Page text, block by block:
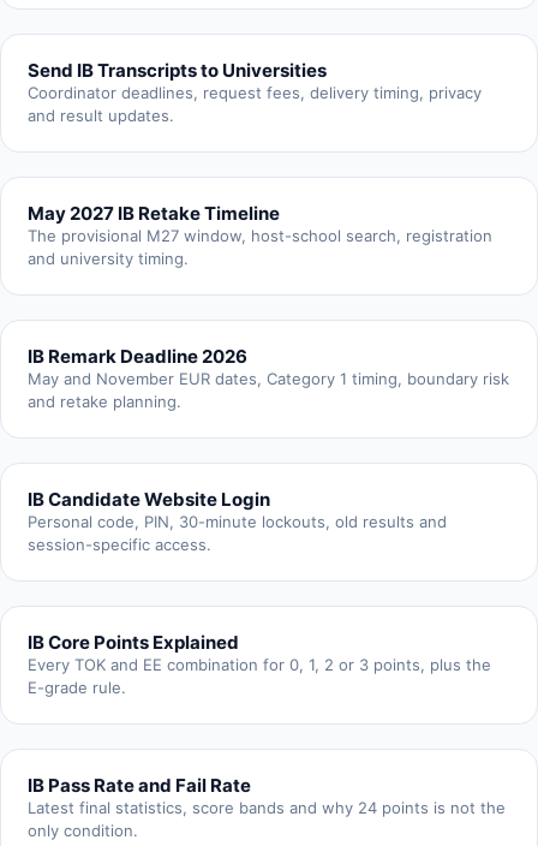
Send IB Transcripts to Universities
Coordinator deadlines, request fees, delivery timing, privacy
and result updates.
May 2027 IB Retake Timeline
The provisional M27 window, host-school search, registration
and university timing.
IB Remark Deadline 2026
May and November EUR dates, Category 1 timing, boundary risk
and retake planning.
IB Candidate Website Login
Personal code, PIN, 30-minute lockouts, old results and
session-specific access.
IB Core Points Explained
Every TOK and EE combination for 0, 1, 2 or 3 points, plus the
E-grade rule.
IB Pass Rate and Fail Rate
Latest final statistics, score bands and why 24 points is not the
only condition.